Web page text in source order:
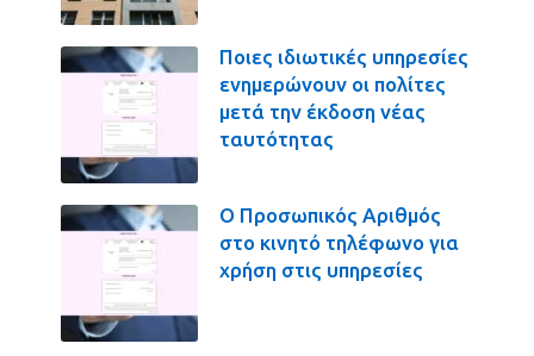
Ποιες ιδιωτικές υπηρεσίες
ενημερώνουν οι πολίτες
μετά την έκδοση νέας
ταυτότητας
Ο Προσωπικός Αριθμός
στο κινητό τηλέφωνο για
χρήση στις υπηρεσίες